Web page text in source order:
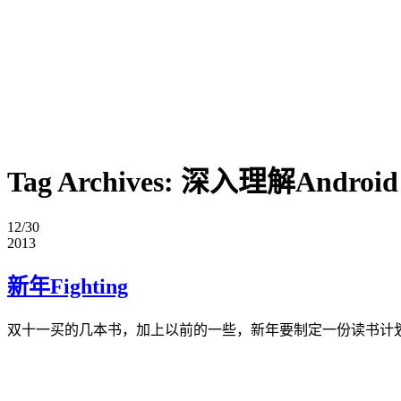
Tag Archives: 深入理解Android
12/30
2013
新年Fighting
双十一买的几本书，加上以前的一些，新年要制定一份读书计